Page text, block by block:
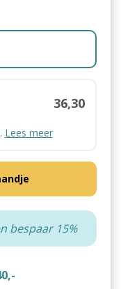
36,30
Lees meer
bespaar 15%